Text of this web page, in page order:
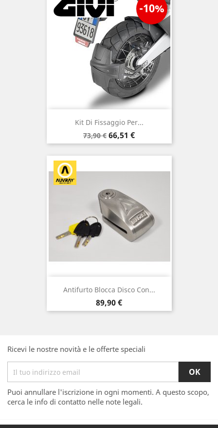
Kit Di Fissaggio Per...
Prezzo
base
73,90 €
-10%
Prezzo
66,51 €
Antifurto Blocca Disco Con...
Prezzo
89,90 €
Ricevi le nostre novità e le offerte speciali
Puoi annullare l'iscrizione in ogni momenti. A questo scopo,
cerca le info di contatto nelle note legali.